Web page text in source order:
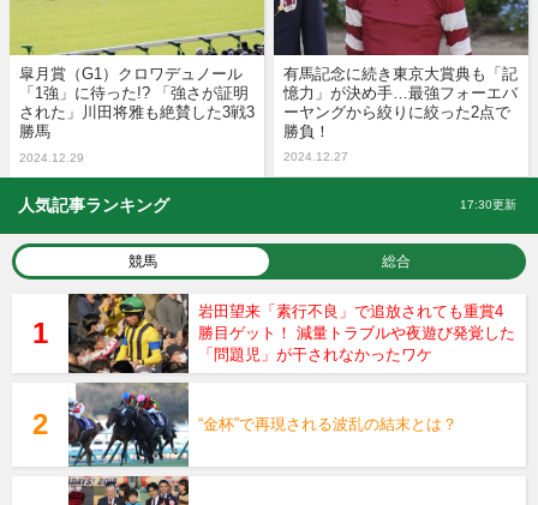
皐月賞（G1）クロワデュノール
「1強」に待った!? 「強さが証明
された」川田将雅も絶賛した3戦3
勝馬
2024.12.29
有馬記念に続き東京大賞典も「記
憶力」が決め手…最強フォーエバ
ーヤングから絞りに絞った2点で
勝負！
2024.12.27
人気記事ランキング 17:30更新
競馬 総合
岩田望来「素行不良」で追放されても重賞4
勝目ゲット！ 減量トラブルや夜遊び発覚した
「問題児」が干されなかったワケ
“金杯”で再現される波乱の結末とは？